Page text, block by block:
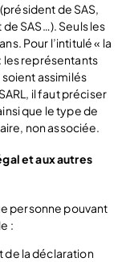
de SAS,
SAS…). Seuls les
Pour l’intitulé « la
les représentants
soient assimilés
il faut préciser
que le type de
non associée.
et aux autres
personne pouvant
:
de la déclaration